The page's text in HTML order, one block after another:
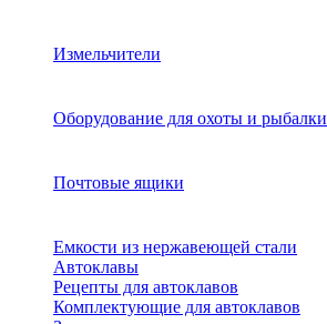
Измельчители
Оборудование для охоты и рыбалки
Почтовые ящики
Емкости из нержавеющей стали
Автоклавы
Рецепты для автоклавов
Комплектующие для автоклавов